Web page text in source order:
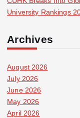
University Rankings
Archives
August 2026
July 2026
June 2026
May 2026
April 2026